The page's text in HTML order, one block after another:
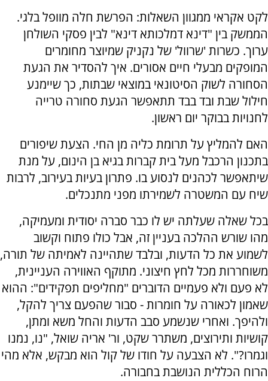
לקט אקראי ממגוון השאלות: הפרשת חלה מוופל בלגי.
הממשק בין "דינא דמלכותא דינא" לבין פסקי השולחן
ערוך. כשרות 'שרוול' של נקניק שמיוצר מחומרים
המופקים מבעלי חיים אסורים. איך להסדיר את הגעת
הסחורה לשוק הסיטונאי במוצאי שבתות, כך שיימנע
חילול שבת ובד בבד תתאפשר הגעת סחורה טרייה
לחנויות בבוקר יום ראשון.
האם להמליץ על תרומת כליה מן החי. הצעת שיפורים
בתכנון הרכבל מעל בית קברות בגיא בן הינום, על מנת
שיתאפשר לכהנים לנסוע בו. פתרון בעיות בעירוב, לרבות
שיח עם המשטרה לשמירתו מפני מתנכלים.
בכל שאלה שעלתה יש לו כבר סברה יסודית ומעמיקה,
מהו שורש ההלכה בעניין זה, אבל כולו פתוח וקשוב
לשמוע את כל הדעות, ובלבד שתהיינה לאמיתה של תורה,
משוחררות מכל לחץ חיצוני. מתוקף האווירה העניינית,
לא פעם ולא פעמיים הדוברים "מחליפים תפקידים": ההוא
שאמון לכאורה על חומרות - סבור שהפעם צריך להקל,
ולהיפך. ואחרי שנשמע סבב הדעות והחל משא ומתן,
קושיות ותירוצים, משתרר שקט, ור' אריה שואל, "נו, נמנו
וגמרו?". לא הצבעה על חודו של קול הוא מבקש, אלא מהי
הרוח הכללית הנושבת בחבורה.